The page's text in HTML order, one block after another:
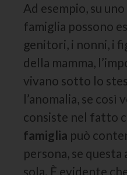
Ad esempio, su
famiglia possono
genitori, i nonni, i
della mamma,
vivano sotto lo
l’anomalia, se così
consiste nel fatto
famiglia può
persona, se
sola. È evidente